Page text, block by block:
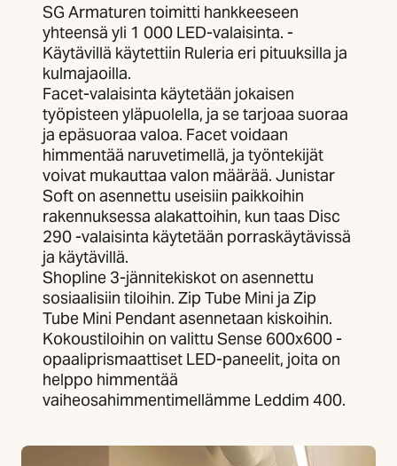
SG Armaturen toimitti hankkeeseen
yhteensä yli 1 000 LED-valaisinta. -
Käytävillä käytettiin Ruleria eri pituuksilla ja
kulmajaoilla.
Facet-valaisinta käytetään jokaisen
työpisteen yläpuolella, ja se tarjoaa suoraa
ja epäsuoraa valoa. Facet voidaan
himmentää naruvetimellä, ja työntekijät
voivat mukauttaa valon määrää. Junistar
Soft on asennettu useisiin paikkoihin
rakennuksessa alakattoihin, kun taas Disc
290 -valaisinta käytetään porraskäytävissä
ja käytävillä.
Shopline 3-jännitekiskot on asennettu
sosiaalisiin tiloihin. Zip Tube Mini ja Zip
Tube Mini Pendant asennetaan kiskoihin.
Kokoustiloihin on valittu Sense 600x600 -
opaaliprismaattiset LED-paneelit, joita on
helppo himmentää
vaiheosahimmentimellämme Leddim 400.